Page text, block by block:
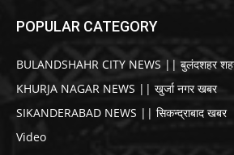
POPULAR CATEGORY
BULANDSHAHR CITY NEWS || बुलंदशहर
KHURJA NAGAR NEWS || खुर्जा नगर खबर
SIKANDERABAD NEWS || सिकन्द्राबाद खबर
Video